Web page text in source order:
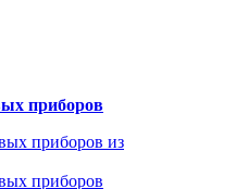
приборов
приборов из
приборов